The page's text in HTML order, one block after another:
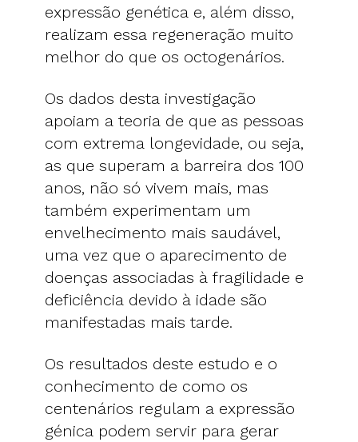
expressão genética e, além disso,
realizam essa regeneração muito
melhor do que os octogenários.
Os dados desta investigação
apoiam a teoria de que as pessoas
com extrema longevidade, ou seja,
as que superam a barreira dos 100
anos, não só vivem mais, mas
também experimentam um
envelhecimento mais saudável,
uma vez que o aparecimento de
doenças associadas à fragilidade e
deficiência devido à idade são
manifestadas mais tarde.
Os resultados deste estudo e o
conhecimento de como os
centenários regulam a expressão
génica podem servir para gerar